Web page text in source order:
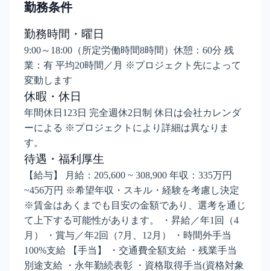
勤務条件
勤務時間・曜日
9:00～18:00（所定労働時間8時間）休憩：60分 残
業：有 平均20時間／月 ※プロジェクト先によって
変動します
休暇・休日
年間休日123日 完全週休2日制 休日は会社カレンダ
ーによる ※プロジェクトにより詳細は異なりま
す。
待遇・福利厚生
【給与】 月給：205,600 ~ 308,900 年収：335万円
~456万円 ※希望年収・スキル・経験を考慮し決定
※賃金はあくまでも目安の金額であり、選考を通じ
て上下する可能性があります。 ・昇給／年1回（4
月） ・賞与／年2回（7月、12月） ・時間外手当
100%支給 【手当】 ・交通費全額支給 ・残業手当
別途支給 ・永年勤続表彰 ・資格取得手当(資格対象